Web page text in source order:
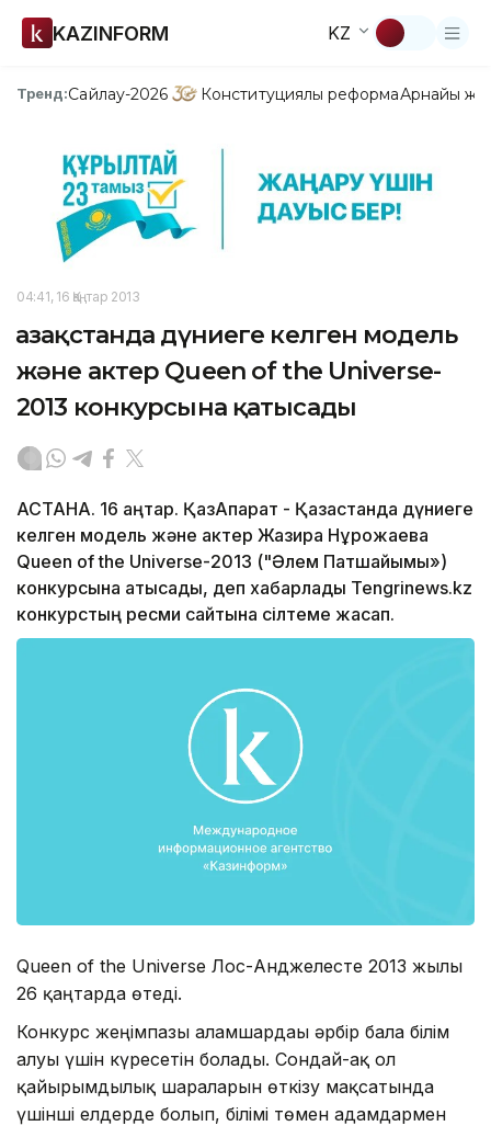
KAZINFORM KZ
Тренд:Сайлау-2026 Конституциялық реформаАрнайы
04:41, 16 Қаңтар 2013
Қазақстанда дүниеге келген модель
және актер Queen of the Universe-
2013 конкурсына қатысады
АСТАНА. 16 қаңтар. ҚазАқпарат - Қазақстанда дүниеге
келген модель және актер Жазира Нұрқожаева
Queen of the Universe-2013 ("Әлем Патшайымы»)
конкурсына қатысады, деп хабарлады Tengrinews.kz
конкурстың ресми сайтына сілтеме жасап.
Queen of the Universe Лос-Анджелесте 2013 жылғы
26 қаңтарда өтеді.
Конкурс жеңімпазы ғаламшардағы әрбір бала білім
алуы үшін күресетін болады. Сондай-ақ ол
қайырымдылық шараларын өткізу мақсатында
үшінші елдерде болып, білімі төмен адамдармен